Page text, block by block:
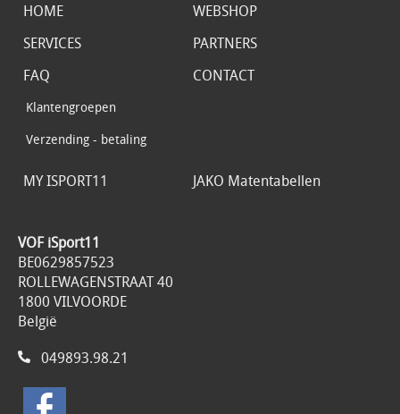
HOME
WEBSHOP
SERVICES
PARTNERS
FAQ
Klantengroepen
Verzending - betaling
CONTACT
MY ISPORT11 JAKO Matentabellen
VOF iSport11
BE0629857523
ROLLEWAGENSTRAAT 40
1800 VILVOORDE
België
049893.98.21